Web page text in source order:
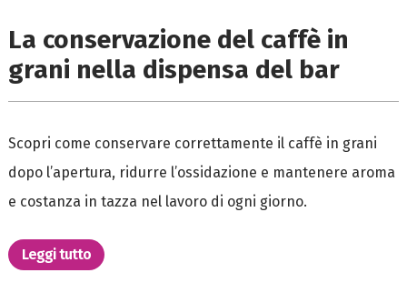
La conservazione del caffè in
grani nella dispensa del bar
Scopri come conservare correttamente il caffè in grani
dopo l’apertura, ridurre l’ossidazione e mantenere aroma
e costanza in tazza nel lavoro di ogni giorno.
Leggi tutto